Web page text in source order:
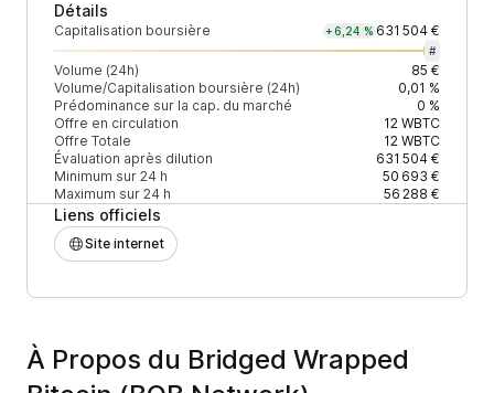
Détails
Capitalisation boursière +6,24 % 631 504 €
#
Volume (24h)
85 €
Volume/Capitalisation boursière (24h)
0,01 %
Prédominance sur la cap. du marché
0 %
Offre en circulation
12WBTC
Offre Totale
12WBTC
Évaluation après dilution
631 504 €
Minimum sur 24 h
50 693 €
Maximum sur 24 h
56 288 €
Liens officiels
Site internet
À Propos du Bridged Wrapped